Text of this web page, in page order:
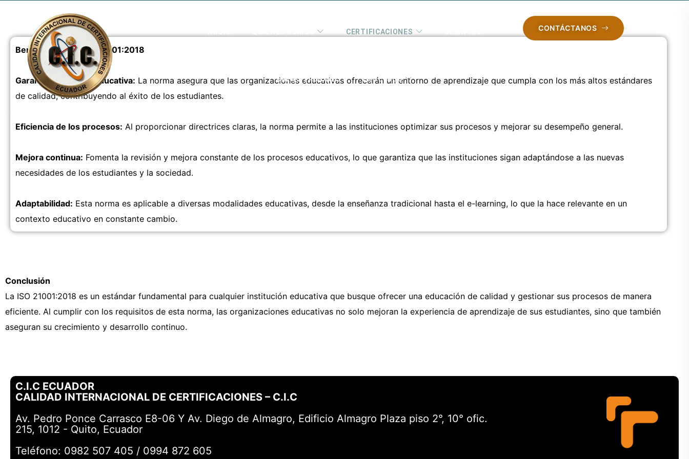
CERTIFICACIONES
CAPACITACIONES PROCESOS
CONTÁCTANOS
Beneficios de la ISO 21001:2018
Garantía de calidad educativa: La norma asegura que las organizaciones educativas ofrecerán un entorno de aprendizaje que cumpla con los más altos estándares
de calidad, contribuyendo al éxito de los estudiantes.
Eficiencia de los procesos: Al proporcionar directrices claras, la norma permite a las instituciones optimizar sus procesos y mejorar su desempeño general.
Mejora continua: Fomenta la revisión y mejora constante de los procesos educativos, lo que garantiza que las instituciones sigan adaptándose a las nuevas
necesidades de los estudiantes y la sociedad.
Adaptabilidad: Esta norma es aplicable a diversas modalidades educativas, desde la enseñanza tradicional hasta el e-learning, lo que la hace relevante en un
contexto educativo en constante cambio.
Conclusión
La ISO 21001:2018 es un estándar fundamental para cualquier institución educativa que busque ofrecer una educación de calidad y gestionar sus procesos de manera
eficiente. Al cumplir con los requisitos de esta norma, las organizaciones educativas no solo mejoran la experiencia de aprendizaje de sus estudiantes, sino que también
aseguran su crecimiento y desarrollo continuo.
C.I.C ECUADOR
CALIDAD INTERNACIONAL DE CERTIFICACIONES – C.I.C
Av. Pedro Ponce Carrasco E8-06 Y Av. Diego de Almagro, Edificio Almagro Plaza piso 2°, 10° ofic.
215, 1012 - Quito, Ecuador
Teléfono: 0982 507 405 / 0994 872 605